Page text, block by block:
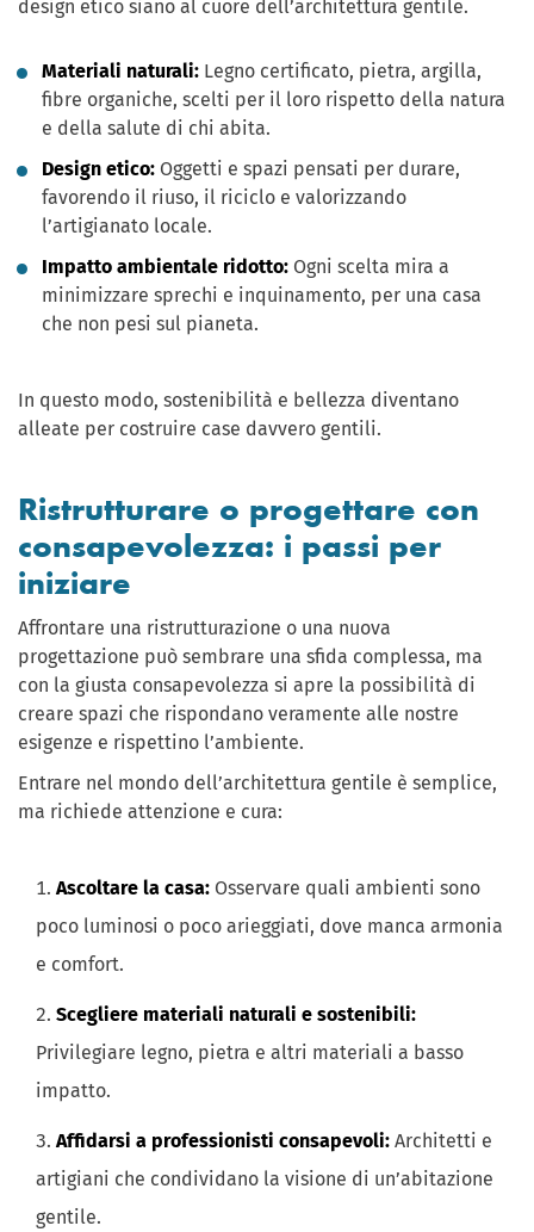
design etico siano al cuore dell’architettura gentile.
Materiali naturali: Legno certificato, pietra, argilla,
fibre organiche, scelti per il loro rispetto della natura
e della salute di chi abita.
Design etico: Oggetti e spazi pensati per durare,
favorendo il riuso, il riciclo e valorizzando
l’artigianato locale.
Impatto ambientale ridotto: Ogni scelta mira a
minimizzare sprechi e inquinamento, per una casa
che non pesi sul pianeta.
In questo modo, sostenibilità e bellezza diventano
alleate per costruire case davvero gentili.
Ristrutturare o progettare con
consapevolezza: i passi per
iniziare
Affrontare una ristrutturazione o una nuova
progettazione può sembrare una sfida complessa, ma
con la giusta consapevolezza si apre la possibilità di
creare spazi che rispondano veramente alle nostre
esigenze e rispettino l’ambiente.
Entrare nel mondo dell’architettura gentile è semplice,
ma richiede attenzione e cura:
Ascoltare la casa: Osservare quali ambienti sono
poco luminosi o poco arieggiati, dove manca armonia
e comfort.
Scegliere materiali naturali e sostenibili:
Privilegiare legno, pietra e altri materiali a basso
impatto.
Affidarsi a professionisti consapevoli: Architetti e
artigiani che condividano la visione di un’abitazione
gentile.